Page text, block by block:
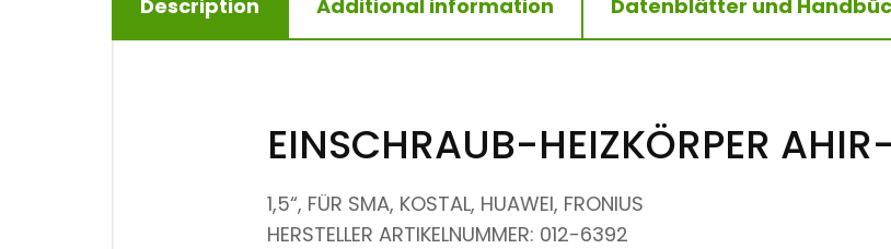
Description Additional information Datenblätter und
EINSCHRAUB-HEIZKÖRPER
1,5“, FÜR SMA, KOSTAL, HUAWEI, FRONIUS
HERSTELLER ARTIKELNUMMER: 012-6392